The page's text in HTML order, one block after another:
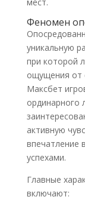
Феномен
уникальную
при которой
ощущения от
Максбет
ординарного
активную
впечатление
успехами.
Главные
включают: